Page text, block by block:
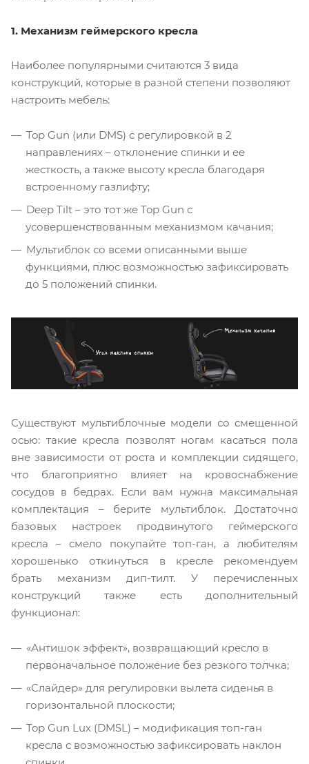
1. Механизм геймерского кресла
Наиболее популярными считаются 3 вида
конструкций, которые в разной степени позволяют
настроить мебель:
Top Gun (или DMS) с регулировкой в 2
направлениях – отклонение спинки и ее
жесткость, а также высоту кресла благодаря
встроенному газлифту;
Deep Tilt – это тот же Top Gun с
усовершенствованным механизмом качания;
Мультиблок со всеми описанными выше
функциями, плюс возможностью зафиксировать
до 5 положений спинки.
Существуют мультиблочные модели со смещенной
осью: такие кресла позволят ногам касаться пола
вне зависимости от роста и комплекции сидящего,
что благоприятно влияет на кровоснабжение
сосудов в бедрах. Если вам нужна максимальная
комплектация – берите мультиблок. Достаточно
базовых настроек продвинутого геймерского
кресла – смело покупайте топ-ган, а любителям
хорошенько откинуться в кресле рекомендуем
брать механизм дип-тилт. У перечисленных
конструкций также есть дополнительный
функционал:
«Антишок эффект», возвращающий кресло в
первоначальное положение без резкого толчка;
«Слайдер» для регулировки вылета сиденья в
горизонтальной плоскости;
Top Gun Lux (DMSL) – модификация топ-ган
кресла с возможностью зафиксировать наклон